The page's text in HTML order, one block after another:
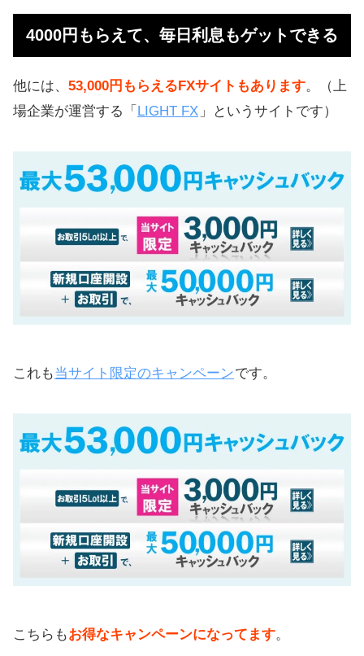
4000円もらえて、毎日利息もゲットできる
他には、 53,000円もらえるFXサイトもあります。（上
場企業が運営する「 LIGHT FX 」というサイトです）
これも当サイト限定のキャンペーンです。
こちらもお得なキャンペーンになってます。